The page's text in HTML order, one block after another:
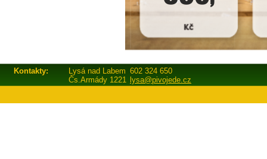
Kontakty: Lysá nad Labem 602 324 650
Čs.Armády 1221 lysa@pivojede.cz